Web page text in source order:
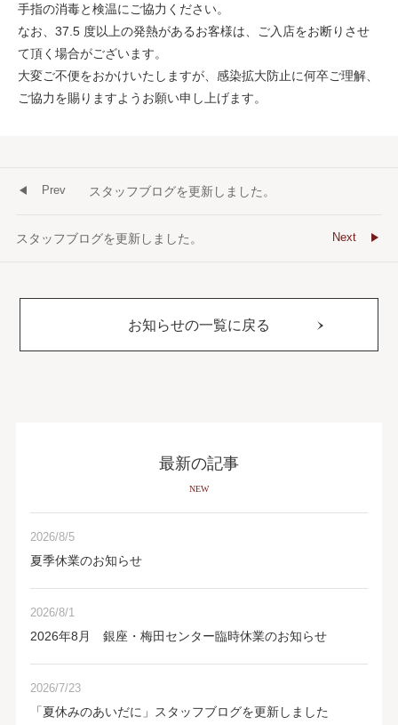
手指の消毒と検温にご協力ください。
なお、37.5 度以上の発熱があるお客様は、ご入店をお断りさせ
て頂く場合がございます。
大変ご不便をおかけいたしますが、感染拡大防止に何卒ご理解、
ご協力を賜りますようお願い申し上げます。
スタッフブログを更新しました。
Prev
スタッフブログを更新しました。 Next
お知らせの一覧に戻る
最新の記事
NEW
2026/8/5
夏季休業のお知らせ
2026/8/1
2026年8月 銀座・梅田センター臨時休業のお知らせ
2026/7/23
「夏休みのあいだに」スタッフブログを更新しました